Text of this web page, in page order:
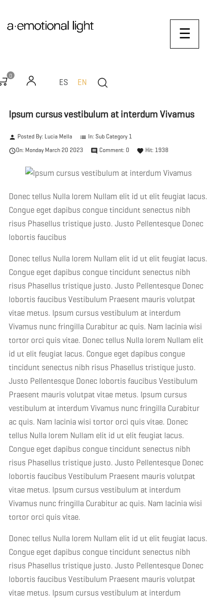
Toggle
☰
0
ES EN
Ipsum cursus vestibulum at interdum Vivamus
person Posted By: Lucia Mella list In: Sub Category 1
On: Monday March 20 2023 comment Comment: 0 favorite Hit: 1938
Donec tellus Nulla lorem Nullam elit id ut elit feugiat lacus.
Congue eget dapibus congue tincidunt senectus nibh
risus Phasellus tristique justo. Justo Pellentesque Donec
lobortis faucibus
Donec tellus Nulla lorem Nullam elit id ut elit feugiat lacus.
Congue eget dapibus congue tincidunt senectus nibh
risus Phasellus tristique justo. Justo Pellentesque Donec
lobortis faucibus Vestibulum Praesent mauris volutpat
vitae metus. Ipsum cursus vestibulum at interdum
Vivamus nunc fringilla Curabitur ac quis. Nam lacinia wisi
tortor orci quis vitae. Donec tellus Nulla lorem Nullam elit
id ut elit feugiat lacus. Congue eget dapibus congue
tincidunt senectus nibh risus Phasellus tristique justo.
Justo Pellentesque Donec lobortis faucibus Vestibulum
Praesent mauris volutpat vitae metus. Ipsum cursus
vestibulum at interdum Vivamus nunc fringilla Curabitur
ac quis. Nam lacinia wisi tortor orci quis vitae. Donec
tellus Nulla lorem Nullam elit id ut elit feugiat lacus.
Congue eget dapibus congue tincidunt senectus nibh
risus Phasellus tristique justo. Justo Pellentesque Donec
lobortis faucibus Vestibulum Praesent mauris volutpat
vitae metus. Ipsum cursus vestibulum at interdum
Vivamus nunc fringilla Curabitur ac quis. Nam lacinia wisi
tortor orci quis vitae.
Donec tellus Nulla lorem Nullam elit id ut elit feugiat lacus.
Congue eget dapibus congue tincidunt senectus nibh
risus Phasellus tristique justo. Justo Pellentesque Donec
lobortis faucibus Vestibulum Praesent mauris volutpat
vitae metus. Ipsum cursus vestibulum at interdum